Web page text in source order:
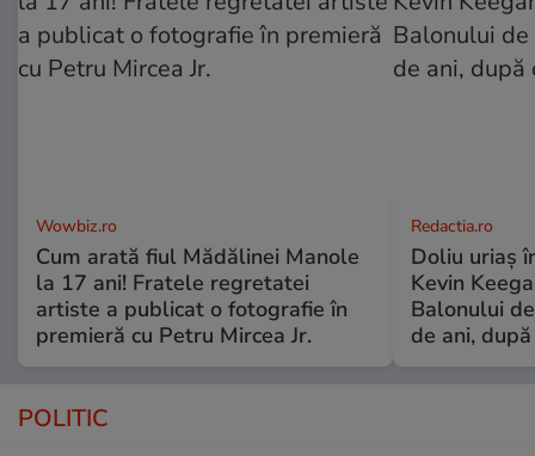
Wowbiz.ro
Cum arată fiul Mădălinei Manole
la 17 ani! Fratele regretatei
artiste a publicat o fotografie în
premieră cu Petru Mircea Jr.
Redactia.ro
Doliu uriaș
Kevin
Balonului
de ani,
POLITIC